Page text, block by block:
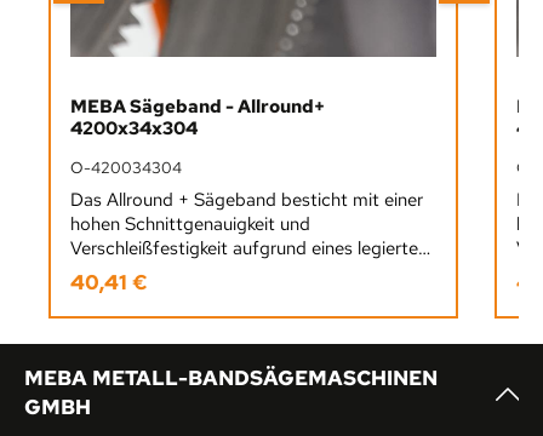
MEBA Sägeband - Allround+
4200x34x304
O-420034304
Das Allround + Sägeband besticht mit einer
hohen Schnittgenauigkeit und
Verschleißfestigkeit aufgrund eines legierten
Schnellarbeitsstahls. Hierbei liegt der Vorteil
bei einer hohen Lebensdauer von
schwingungsanfälligen
SägearbeitenEinsatzgebiet: Für dünnwandige
Material- und Wandstärken, kleine
Werkstückabmessungen, Profile mit dünner
oder mittlerer Wandstärke, kurzpanende
Regulärer Preis:
40,41 €
O-
MEBA METALL-BANDSÄGEMASCHINEN
GMBH